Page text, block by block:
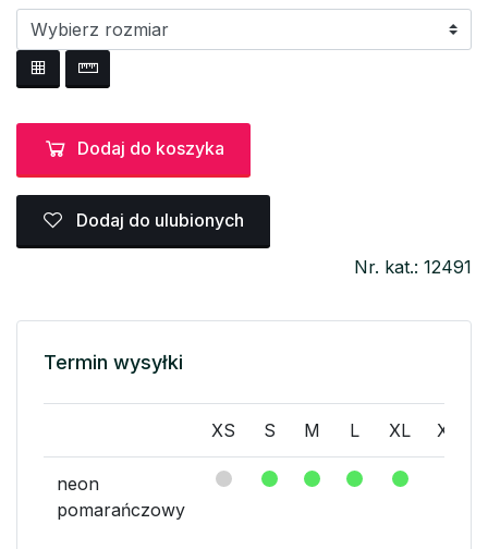
Dodaj do koszyka
Dodaj do ulubionych
Nr. kat.: 12491
Termin wysyłki
XS S M L XL XXL
neon
pomarańczowy